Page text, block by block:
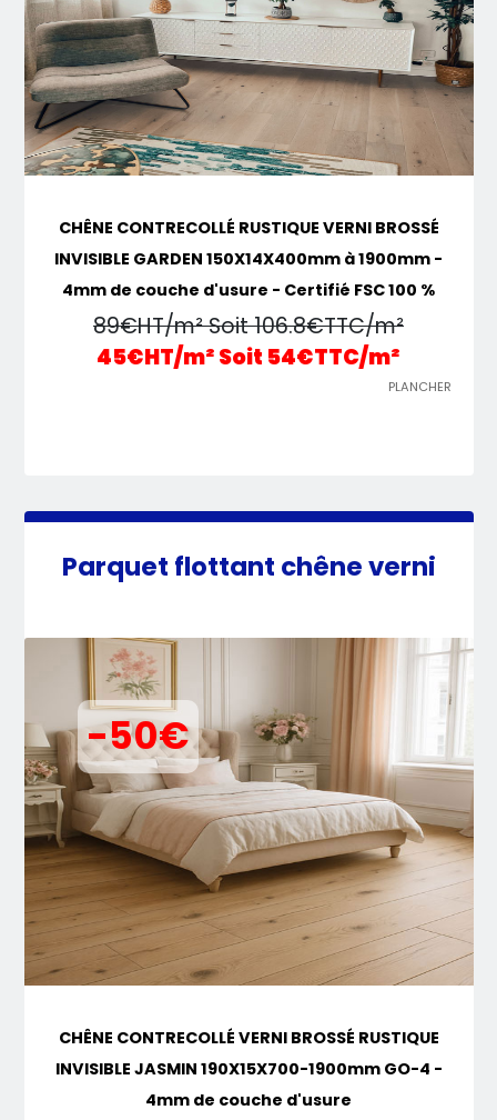
CHÊNE CONTRECOLLÉ RUSTIQUE VERNI BROSSÉ
INVISIBLE GARDEN 150X14X400mm à 1900mm -
4mm de couche d'usure - Certifié FSC 100 %
89€HT/m² Soit 106.8€TTC/m²
45€HT/m² Soit 54€TTC/m²
PLANCHER
Parquet flottant chêne verni
-50€
CHÊNE CONTRECOLLÉ VERNI BROSSÉ RUSTIQUE
INVISIBLE JASMIN 190X15X700-1900mm GO-4 -
4mm de couche d'usure